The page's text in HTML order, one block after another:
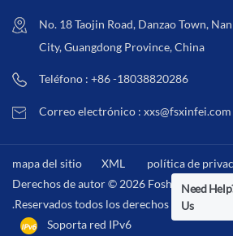
No. 18 Taojin Road, Danzao Town,
City, Guangdong Province, China
Teléfono : +86 -18038820286
Correo electrónico : xxs@fsxinfei.com
mapa del sitio XML
política de
Derechos de autor © 2026 Foshan Xinfei
.Reservados todos los derechos . / XML
Soporta red IPv6
Need
Us